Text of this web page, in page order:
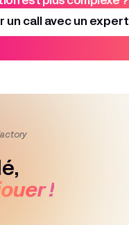
un call avec un expert
!